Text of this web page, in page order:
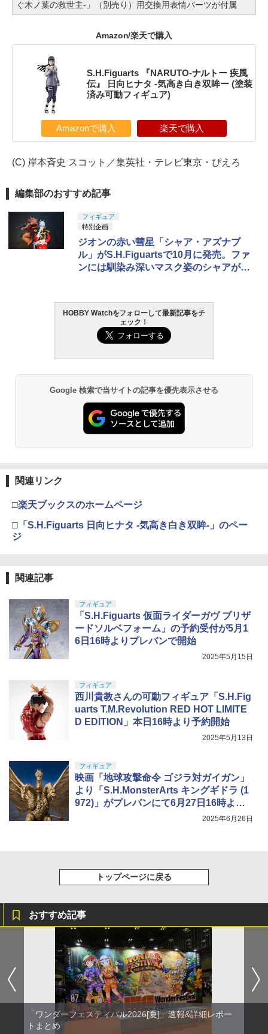
ぐ木ノ葉の救世主-」（別売り）用交換用表情パーツが付属
Amazon/楽天で購入
S.H.Figuarts 『NARUTO-ナルトー 疾風
伝』 日向ヒナタ -気高き白き双眸ー (塗装
済み可動フィギュア)
Amazonで購入 楽天で購入
(C) 岸本斉史 スコット／集英社・テレビ東京・ぴえろ
編集部のおすすめ記事
フィギュア
特別企画
ジオンの赤い彗星「シャア・アズナブ
ル」がS.H.Figuartsで10月に発売。ファ
ンには馴染み深いマスク姿のシャアがア
HOBBY Watchをフォローして最新記事をチ
ェック！
Google 検索で当サイトの記事を優先表示させる
関連リンク
□楽天ブックスのホームページ
□「S.H.Figuarts 日向ヒナタ -気高き白き双眸-」のペー
ジ
関連記事
フィギュア
「S.H.Figuarts 仮面ライダーガヴ ブリザ
ードソルベフォーム」の予約受付が5月1
6日16時よりプレバンで開始
2025年5月15日
フィギュア
西川貴教さんの可動フィギュア「S.H.Fig
uarts T.M.Revolution RED HOT LIMITE
D EDITION」本日16時より予約開始
2025年5月13日
フィギュア
映画「地球攻撃命令 ゴジラ対ガイガン」
より「S.H.MonsterArts キングギドラ (1
972)」がプレバンにて6月27日16時より
2025年6月26日
トップページに戻る
おすすめ記事
「ワンダーフェスティバル2026[夏]」速報&詳細レポー
トまとめ